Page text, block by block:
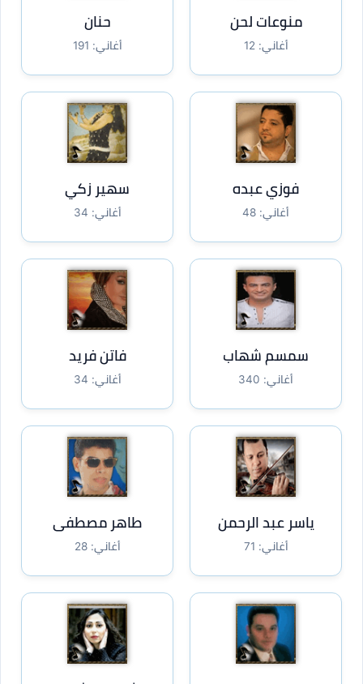
منوعات لحن
أغاني: 12
حنان
أغاني: 191
فوزي عبده
أغاني: 48
سهير زكي
أغاني: 34
سمسم شهاب
أغاني: 340
فاتن فريد
أغاني: 34
ياسر عبد الرحمن
أغاني: 71
طاهر مصطفى
أغاني: 28